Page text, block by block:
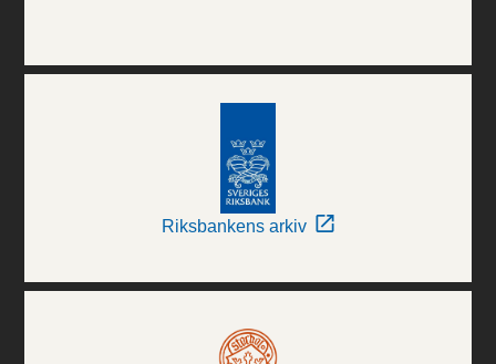
Riksbankens arkiv